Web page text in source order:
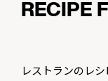
RECIPE
レストランのレ